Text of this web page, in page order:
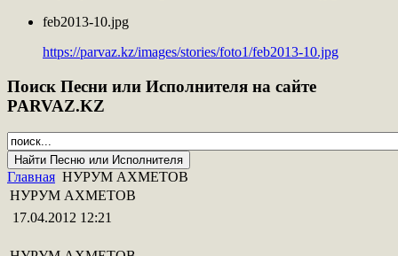
feb2013-10.jpg
https://parvaz.kz/images/stories/foto1/feb2013-10.jpg
Поиск Песни или Исполнителя на сайте
PARVAZ.KZ
Главная НУРУМ АХМЕТОВ
НУРУМ АХМЕТОВ
17.04.2012 12:21